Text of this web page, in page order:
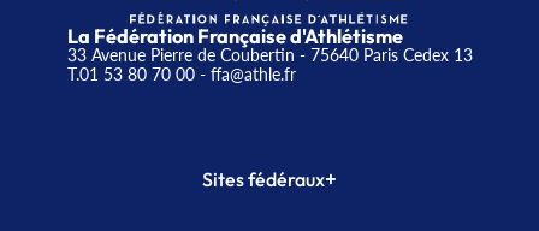
La Fédération Française d'Athlétisme
33 Avenue Pierre de Coubertin - 75640 Paris Cedex 13
T.01 53 80 70 00- ffa@athle.fr
Sites fédéraux+